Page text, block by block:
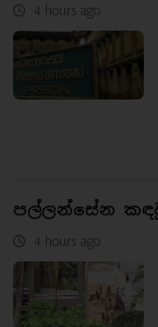
4 hours ago
පල්ලන්සේන
4 hours ago